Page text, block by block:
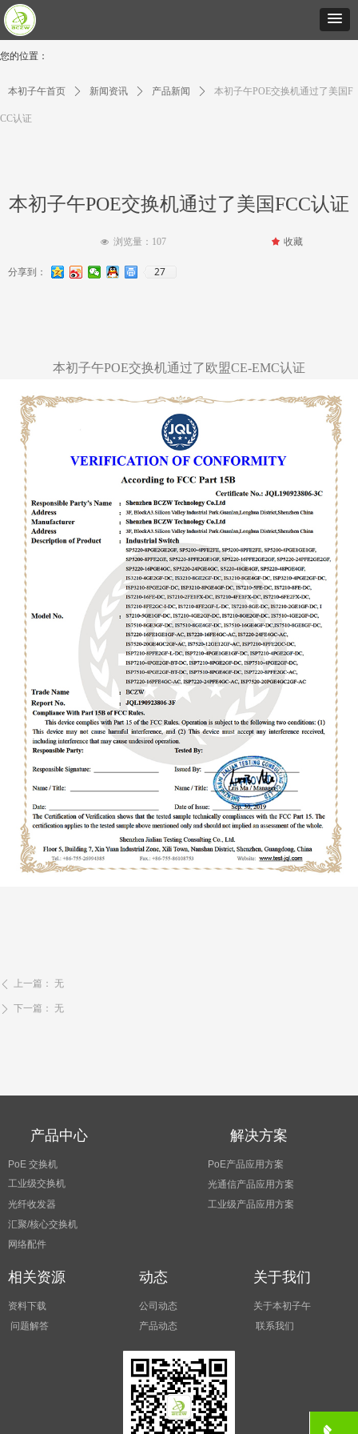
ꄴ 上一篇： 无
本初子午POE交换机通过了欧盟CE-EMC认证
本初子午首页 ꄲ 新闻资讯 ꄲ 产品新闻 ꄲ 本初子午POE交换机通过了美国F
CC认证
您的位置：
本初子午POE交换机通过了美国FCC认证
끄 收藏
넶 浏览量： 107
ꄲ 下一篇： 无
分享到： 27
产品中心
工业级交换机
PoE 交换机
光纤收发器
汇聚/核心交换机
网络配件
解决方案
PoE产品应用方案
光通信产品应用方案
工业级产品应用方案
动态
公司动态
产品动态
相关资源
资料下载
问题解答
关于我们
关于本初子午
联系我们